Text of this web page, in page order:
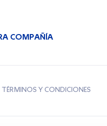
COMPAÑÍA
TÉRMINOS Y CONDICIONES